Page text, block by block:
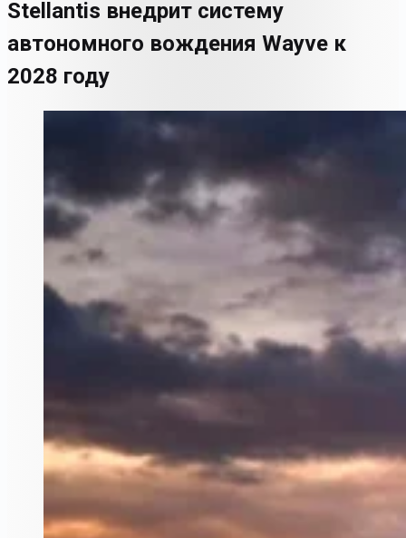
Stellantis внедрит систему
автономного вождения Wayve к
2028 году